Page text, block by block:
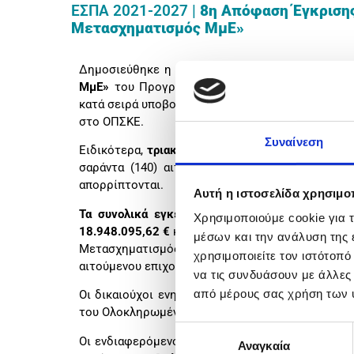
Συναίνεση
Αυτή η ιστοσελίδα
Χρησιμοποιούμε cookie για
μέσων και την ανάλυση της
χρησιμοποιείτε τον
να τις συνδυάσουν με
από μέρους σας χρήση των
συγκατάθεσηςΑναγκαία
ΕΣΠΑ 2021-2027 | 8η Απόφαση
Μετασχηματισμός ΜμΕ»
Δημοσιεύθηκε η όγδοη (8η) Απόφαση
ΜμΕ» του Προγράμματος «Ανταγωνιστικότητα
κατά σειρά υποβολής πεντακόσια δώδεκα (512)
στο ΟΠΣΚΕ.
Ειδικότερα,τριακόσιες εβδομήντα δύο (372)
σαράντα (140) αιτήσεις, συνολικού
απορρίπτονται.
Τα συνολικά εγκεκριμένα έργα στη Δράση
18.948.095,62 € και το σύνολο των αιτήσεων
Μετασχηματισμός ΜμΕ» ανέρχονται στις 1.819
αιτούμενου επιχορηγούμενου προϋπολογισμού
Οι δικαιούχοι ενημερώνονται ηλεκτρονικά,
του Ολοκληρωμένου Πληροφοριακού
Οι ενδιαφερόμενοι δύναται, εντός